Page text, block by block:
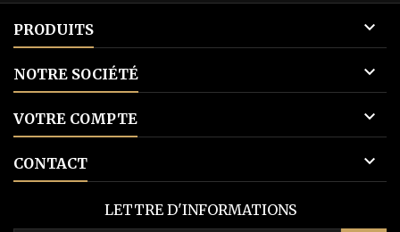
PRODUITS 
NOTRE SOCIÉTÉ 
VOTRE COMPTE 
CONTACT 
LETTRE D'INFORMATIONS